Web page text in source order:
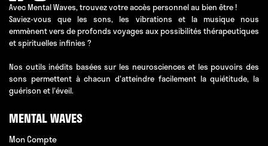
Avec Mental Waves, trouvez votre accès personnel au bien être !
Saviez-vous que les sons, les vibrations et la musique nous
emmènent vers de profonds voyages aux possibilités thérapeutiques
et spirituelles infinies ?
Nos outils inédits basées sur les neurosciences et les pouvoirs des
sons permettent à chacun d'atteindre facilement la quiétitude, la
guérison et l'éveil.
MENTAL WAVES
Mon Compte